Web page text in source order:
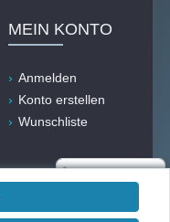
MEIN KONTO
Anmelden
Konto erstellen
Wunschliste